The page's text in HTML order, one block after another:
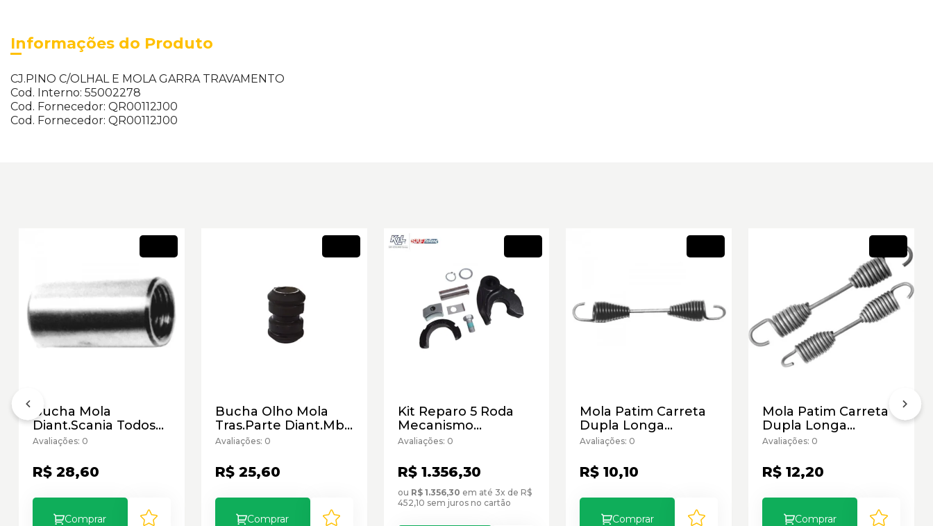
Informações do Produto
CJ.PINO C/OLHAL E MOLA GARRA TRAVAMENTO
Cod. Interno: 55002278
Cod. Fornecedor: QR00112J00
Cod. Fornecedor: QR00112J00
Bucha Mola
Diant.Scania Todos
Cementado
Avaliações: 0
R$ 28,60
Comprar
Bucha Olho Mola
Tras.Parte Diant.Mb
709
Avaliações: 0
R$ 25,60
Comprar
Kit Reparo 5 Roda
Mecanismo
Travamento 2 Saf
Avaliações: 0
R$ 1.356,30
ou R$ 1.356,30 em até 3x de R$
452,10 sem juros no cartão
Mola Patim Carreta
Dupla Longa
220mm
Avaliações: 0
R$ 10,10
Comprar
Mola Patim Carreta
Dupla Longa
Reforcada 220mm
Avaliações: 0
R$ 12,20
Comprar